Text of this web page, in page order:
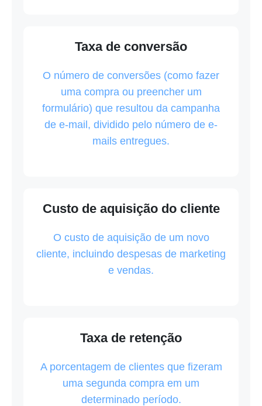
Taxa de conversão
O número de conversões (como fazer
uma compra ou preencher um
formulário) que resultou da campanha
de e-mail, dividido pelo número de e-
mails entregues.
Custo de aquisição do cliente
O custo de aquisição de um novo
cliente, incluindo despesas de marketing
e vendas.
Taxa de retenção
A porcentagem de clientes que fizeram
uma segunda compra em um
determinado período.